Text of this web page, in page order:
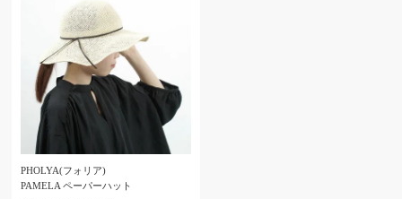
PHOLYA(フォリア)
PAMELA ペーパーハット